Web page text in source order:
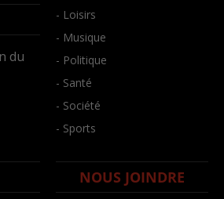
du
- Loisirs
- Musique
- Politique
- Santé
- Société
- Sports
NOUS JOINDRE